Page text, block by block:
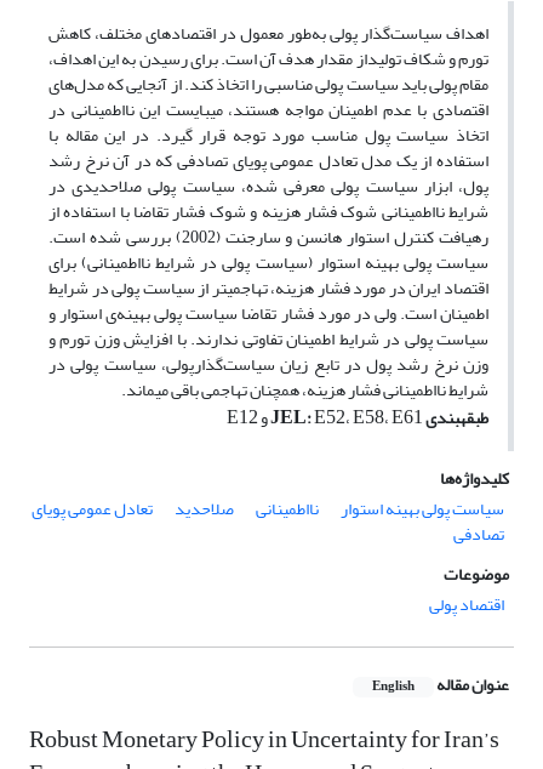
اهداف سیاست‌گذار پولی به‌طور معمول در اقتصادهای مختلف، کاهش
تورم و شکاف تولیداز مقدار هدف آن است. برای رسیدن به این اهداف،
مقام پولی باید سیاست پولی مناسبی را اتخاذ کند. از آنجایی که مدل‌های
اقتصادی با عدم اطمینان مواجه هستند، می­بایست این نااطمینانی در
اتخاذ سیاست پول مناسب مورد توجه قرار گیرد. در این مقاله با
استفاده از یک مدل تعادل عمومی پویای تصادفی که در آن نرخ رشد
پول، ابزار سیاست پولی معرفی شده، سیاست پولی صلاحدیدی در
شرایط نااطمینانی شوک فشار هزینه و شوک فشار تقاضا با استفاده از
رهیافت کنترل استوار هانسن و سارجنت (2002) بررسی شده است.
سیاست پولی بهینه استوار (سیاست پولی در شرایط نااطمینانی) برای
اقتصاد ایران در مورد فشار هزینه، تهاجمی­تر از سیاست پولی در شرایط
اطمینان است. ولی در مورد فشار تقاضا سیاست پولی بهینه‌ی استوار و
سیاست پولی در شرایط اطمینان تفاوتی ندارند. با افزایش وزن تورم و
وزن نرخ رشد پول در تابع زیان سیاست‌گذارپولی، سیاست پولی در
شرایط نااطمینانی فشار هزینه، همچنان تهاجمی باقی می­ماند.
طبقه­بندی
JEL:E52،E58،E61 وE12
کلیدواژه‌ها
سیاست پولی بهینه استوار
نااطمینانی صلاحدید تعادل عمومی پویای
تصادفی
موضوعات
اقتصاد پولی
عنوان مقاله English
Robust Monetary Policy in Uncertainty for Iran’s